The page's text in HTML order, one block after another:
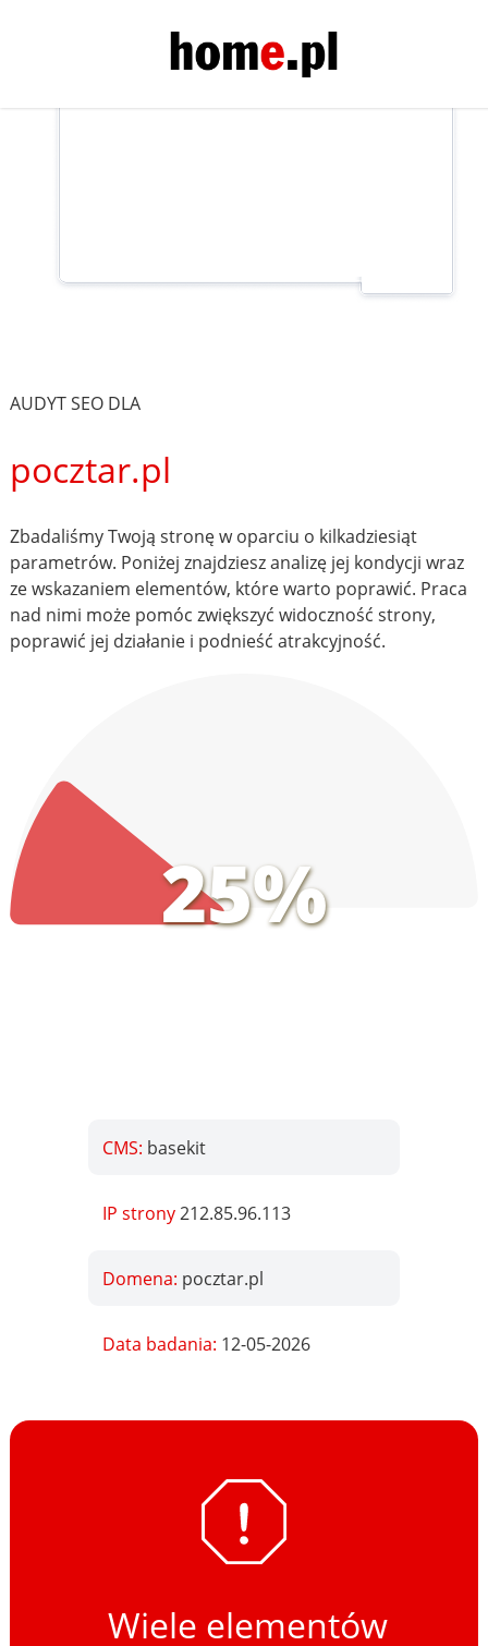
AUDYT SEO DLA
pocztar.pl
Zbadaliśmy Twoją stronę w oparciu o kilkadziesiąt
parametrów. Poniżej znajdziesz analizę jej kondycji wraz
ze wskazaniem elementów, które warto poprawić. Praca
nad nimi może pomóc zwiększyć widoczność strony,
poprawić jej działanie i podnieść atrakcyjność.
25%
CMS: basekit
IP strony212.85.96.113
Domena: pocztar.pl
Data badania: 12-05-2026
Wiele elementów